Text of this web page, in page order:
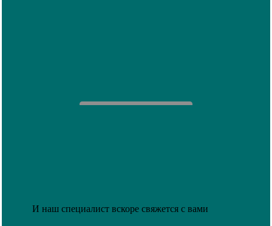
И наш специалист вскоре свяжется с вами